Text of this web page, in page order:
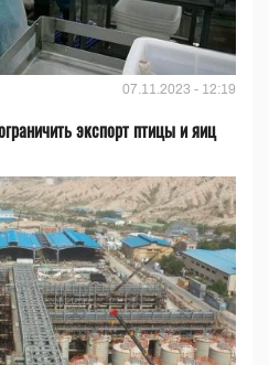
07.11.2023 - 12:19
экспорт птицы и яиц